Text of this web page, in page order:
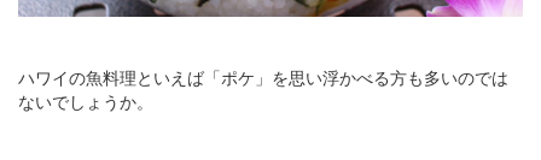
ハワイの魚料理といえば「ポケ」を思い浮かべる方も多いのでは
ないでしょうか。